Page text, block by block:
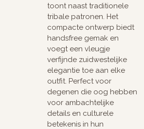
toont naast traditionele
tribale patronen. Het
compacte ontwerp biedt
handsfree gemak en
voegt een vleugje
verfijnde zuidwestelijke
elegantie toe aan elke
outfit. Perfect voor
degenen die oog hebben
voor ambachtelijke
details en culturele
betekenis in hun